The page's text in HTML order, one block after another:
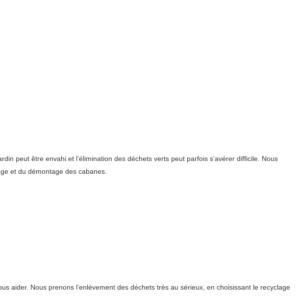
peut être envahi et l’élimination des déchets verts peut parfois s’avérer difficile. Nous
et du démontage des cabanes.
aider. Nous prenons l’enlèvement des déchets très au sérieux, en choisissant le recyclage